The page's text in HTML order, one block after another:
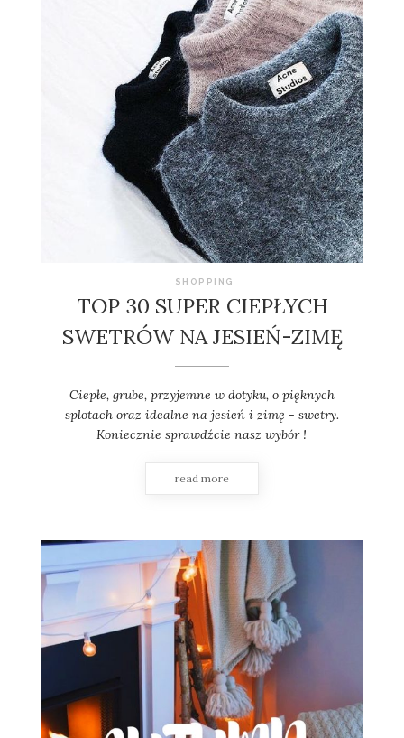
SHOPPING
TOP 30 SUPER CIEPŁYCH
SWETRÓW NA JESIEŃ-ZIMĘ
Ciepłe, grube, przyjemne w dotyku, o pięknych
splotach oraz idealne na jesień i zimę - swetry.
Koniecznie sprawdźcie nasz wybór !
read more